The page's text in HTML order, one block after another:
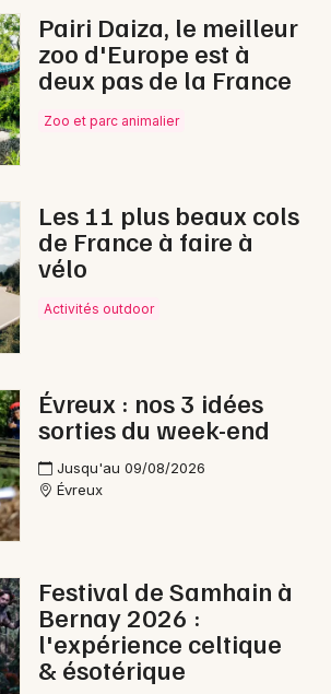
sorties
Je m'abonne
Pairi Daiza, le meilleur
zoo d'Europe est à
deux pas de la France
Zoo et parc animalier
Les 11 plus beaux cols
de France à faire à
vélo
Activités outdoor
Évreux : nos 3 idées
sorties du week-end
Jusqu'au 09/08/2026
Évreux
Festival de Samhain à
Bernay 2026 :
l'expérience celtique
& ésotérique